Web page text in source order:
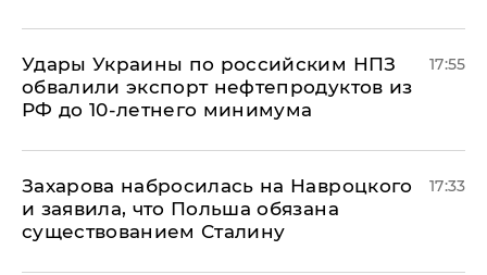
Удары Украины по российским НПЗ
обвалили экспорт нефтепродуктов из
РФ до 10-летнего минимума
17:55
​Захарова набросилась на Навроцкого
и заявила, что Польша обязана
существованием Сталину
17:33